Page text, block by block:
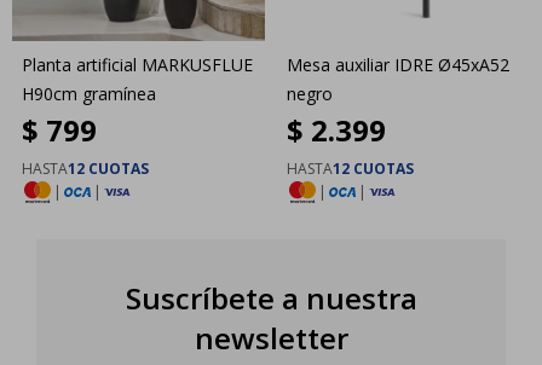
Planta artificial MARKUSFLUE
H90cm gramínea
$ 799
HASTA12 CUOTAS
|
|
Mesa auxiliar IDRE Ø45xA52
negro
$ 2.399
HASTA12 CUOTAS
|
|
Suscríbete a nuestra
newsletter